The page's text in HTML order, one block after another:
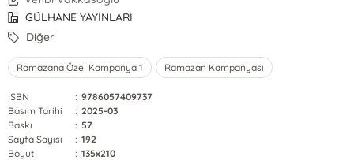
GÜLHANE YAYINLARI
Diğer
Ramazana Özel Kampanya 1 Ramazan Kampanyası
ISBN : 9786057409737
Basım Tarihi
: 2025-03
Baskı
: 57
Sayfa Sayısı
: 192
Boyut
: 135x210